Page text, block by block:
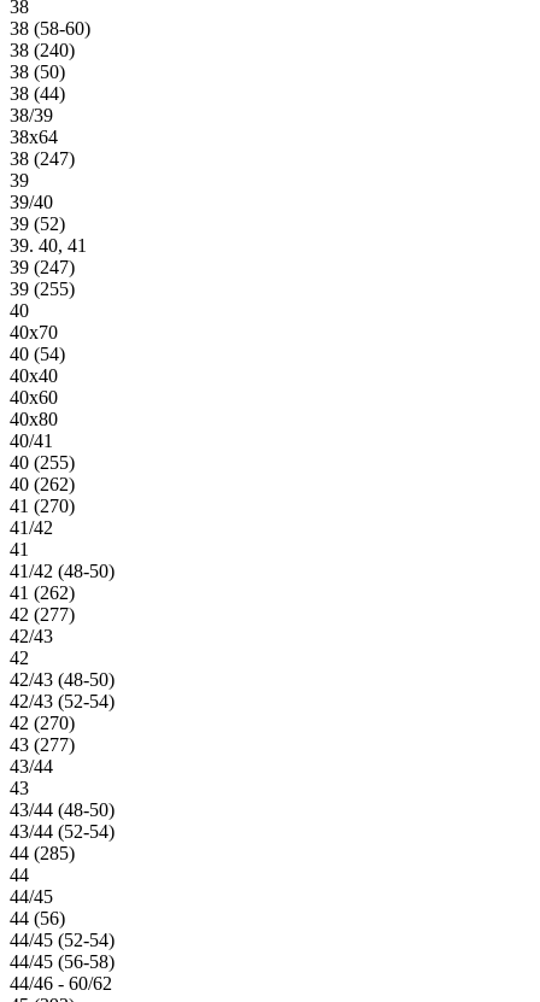
38
38 (58-60)
38 (240)
38 (50)
38 (44)
38/39
38х64
38 (247)
39
39/40
39 (52)
39. 40, 41
39 (247)
39 (255)
40
40х70
40 (54)
40х40
40х60
40х80
40/41
40 (255)
40 (262)
41 (270)
41/42
41
41/42 (48-50)
41 (262)
42 (277)
42/43
42
42/43 (48-50)
42/43 (52-54)
42 (270)
43 (277)
43/44
43
43/44 (48-50)
43/44 (52-54)
44 (285)
44
44/45
44 (56)
44/45 (52-54)
44/45 (56-58)
44/46 - 60/62